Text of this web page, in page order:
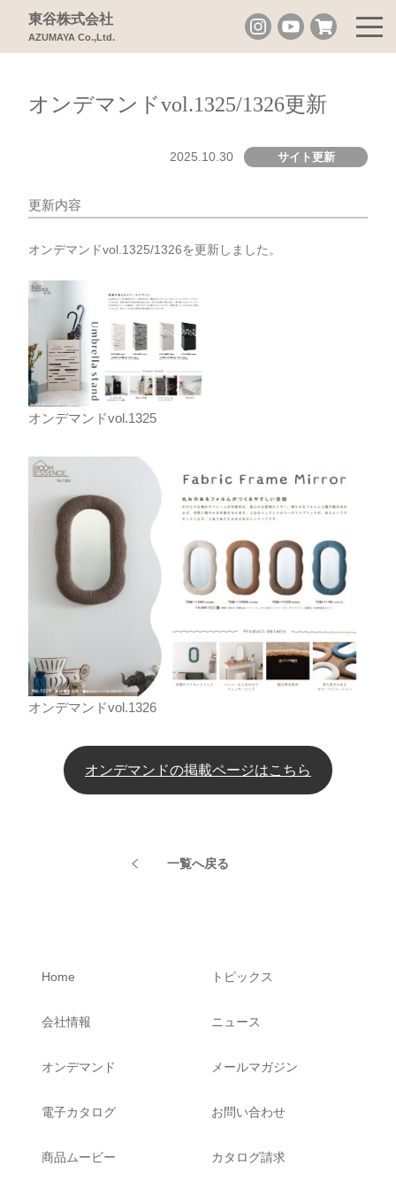
東谷株式会社
AZUMAYA Co.,Ltd.
オンデマンドvol.1325/1326更新
2025.10.30 サイト更新
更新内容
オンデマンドvol.1325/1326を更新しました。
オンデマンドvol.1325
オンデマンドvol.1326
オンデマンドの掲載ページはこちら
一覧へ戻る
Home
会社情報
オンデマンド
電子カタログ
商品ムービー
トピックス
ニュース
メールマガジン
お問い合わせ
カタログ請求